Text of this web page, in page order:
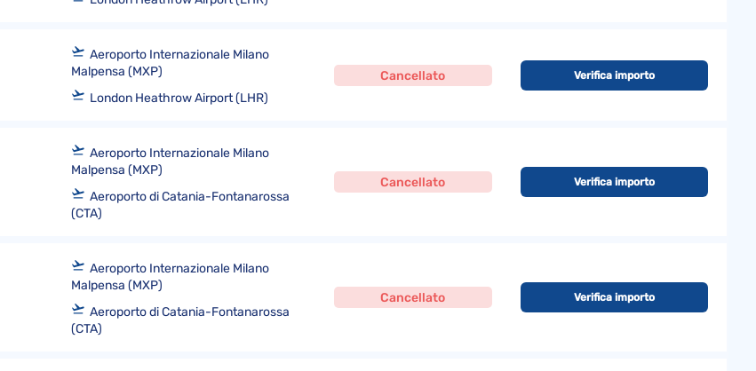
Aeroporto Internazionale Milano
Malpensa (MXP)
London Heathrow Airport (LHR)
Cancellato Verifica importo
Aeroporto Internazionale Milano
Malpensa (MXP)
Aeroporto di Catania-Fontanarossa
(CTA)
Cancellato Verifica importo
Aeroporto Internazionale Milano
Malpensa (MXP)
Aeroporto di Catania-Fontanarossa
(CTA)
Cancellato Verifica importo